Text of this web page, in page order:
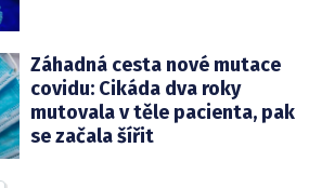
Záhadná cesta nové mutace
covidu: Cikáda dva roky
mutovala v těle pacienta, pak
se začala šířit